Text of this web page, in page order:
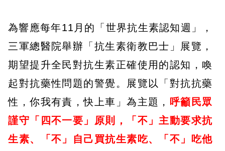
為響應每年11月的「世界抗生素認知週」，
三軍總醫院舉辦「抗生素衛教巴士」展覽，
期望提升全民對抗生素正確使用的認知，喚
起對抗藥性問題的警覺。展覽以「對抗抗藥
性，你我有責，快上車」為主題， 呼籲民眾
謹守「四不一要」原則，「不」主動要求抗
生素、「不」自己買抗生素吃、「不」吃他